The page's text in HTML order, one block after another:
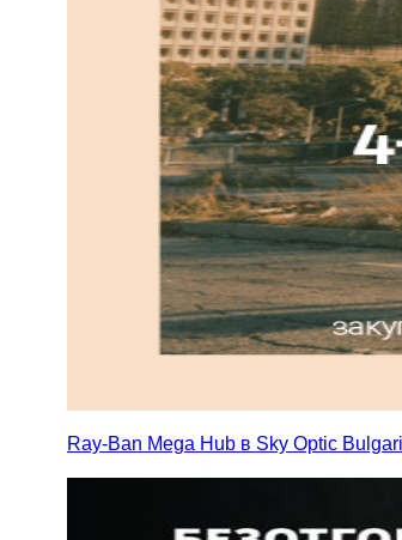
Ray-Ban Mega Hub в Sky Optic